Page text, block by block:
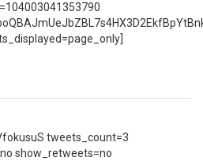
tweets_count=3
show_retweets=no